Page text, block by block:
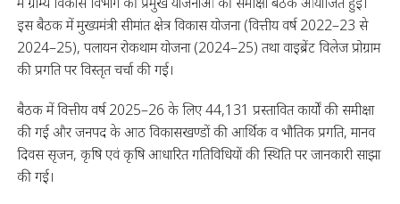
इस बैठक में मुख्यमंत्री सीमांत क्षेत्र विकास योजना (वित्तीय वर्ष 2022–23 से
2024–25), पलायन रोकथाम योजना (2024–25) तथा वाइब्रेंट विलेज प्रोग्राम
की प्रगति पर विस्तृत चर्चा की गई।
बैठक में वित्तीय वर्ष 2025–26 के लिए 44,131 प्रस्तावित कार्यों की समीक्षा
की गई और जनपद के आठ विकासखण्डों की आर्थिक व भौतिक प्रगति, मानव
दिवस सृजन, कृषि एवं कृषि आधारित गतिविधियों की स्थिति पर जानकारी साझा
की गई।